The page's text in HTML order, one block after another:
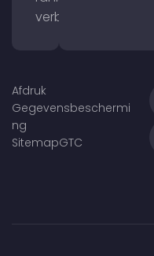
verbeteren
Afdruk
Gegevensbeschermi
ng
SitemapGTC